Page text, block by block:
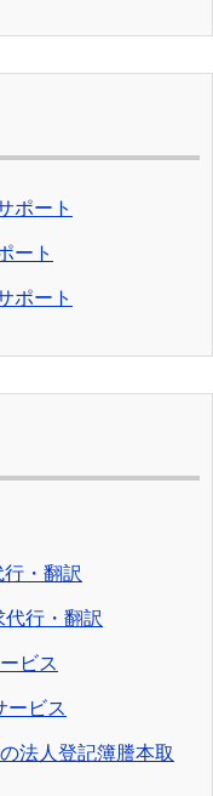
ポート
ート
ポート
・翻訳
行・翻訳
ビス
ービス
法人登記簿謄本取